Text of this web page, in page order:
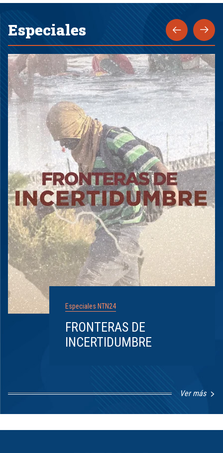
Especiales
Especiales NTN24
FRONTERAS DE
INCERTIDUMBRE
Ver más
1
8